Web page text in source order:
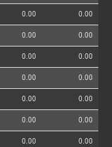
0.00 0.00
0.00 0.00
0.00 0.00
0.00 0.00
0.00 0.00
0.00 0.00
0.00 0.00